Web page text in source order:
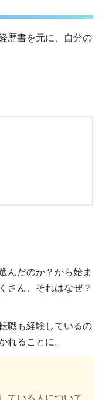
歴書を元に、自分の
んだのか？から始ま
さん、それはなぜ？
職も経験しているの
れることに。
ている人について